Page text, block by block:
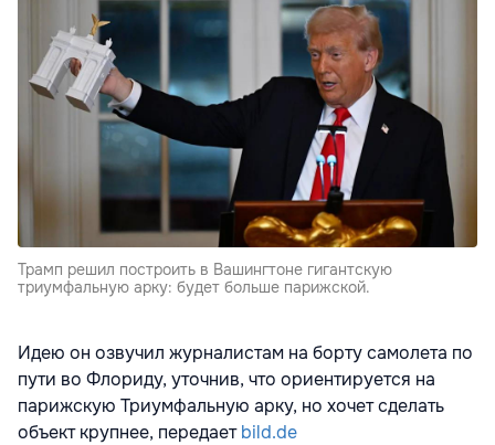
Трамп решил построить в Вашингтоне гигантскую
триумфальную арку: будет больше парижской.
Идею он озвучил журналистам на борту самолета по
пути во Флориду, уточнив, что ориентируется на
парижскую Триумфальную арку, но хочет сделать
объект крупнее, передаетbild.de